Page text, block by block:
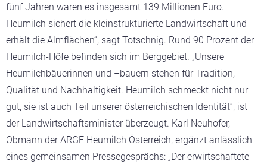
fünf Jahren waren es insgesamt 139 Millionen Euro.
Heumilch sichert die kleinstrukturierte Landwirtschaft und
erhält die Almflächen“, sagt Totschnig. Rund 90 Prozent der
Heumilch-Höfe befinden sich im Berggebiet. „Unsere
Heumilchbäuerinnen und –bauern stehen für Tradition,
Qualität und Nachhaltigkeit. Heumilch schmeckt nicht nur
gut, sie ist auch Teil unserer österreichischen Identität“, ist
der Landwirtschaftsminister überzeugt. Karl Neuhofer,
Obmann der ARGE Heumilch Österreich, ergänzt anlässlich
eines gemeinsamen Pressegesprächs: „Der erwirtschaftete